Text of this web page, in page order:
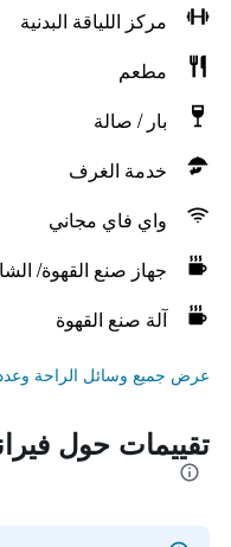
مركز اللياقة البدنية
مطعم
بار / صالة
خدمة الغرف
واي فاي مجاني
جهاز صنع القهوة/
آلة صنع القهوة
عرض جميع وسائل الراحة وعددها
تقييمات حول